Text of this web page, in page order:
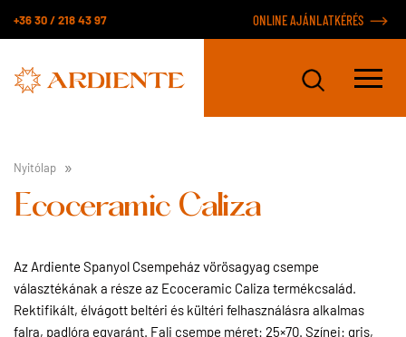
+36 30 / 218 43 97 ONLINE AJÁNLATKÉRÉS
Nyitólap
Ecoceramic Caliza
Az Ardiente Spanyol Csempeház vörösagyag csempe
választékának a része az Ecoceramic Caliza termékcsalád.
Rektifikált, élvágott beltéri és kültéri felhasználásra alkalmas
falra, padlóra egyaránt. Fali csempe méret: 25×70. Színei: gris,